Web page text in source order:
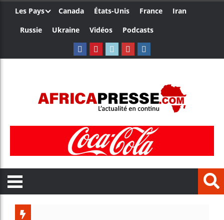
Les Pays Canada États-Unis France
Iran
Russie
Ukraine Vidéos Podcasts